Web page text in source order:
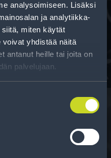
analysoimiseen. Lisäksi
ja analytiikka-
miten käytät
yhdistää näitä
antanut heille tai joita on
palvelujaan.
tilillä. Saat